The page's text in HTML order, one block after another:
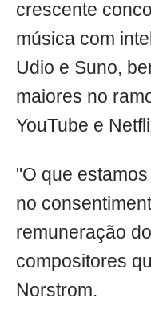
crescente
música com
Udio e Suno,
maiores no
YouTube e
"O que
no
remuneração
compositores
Norstrom.